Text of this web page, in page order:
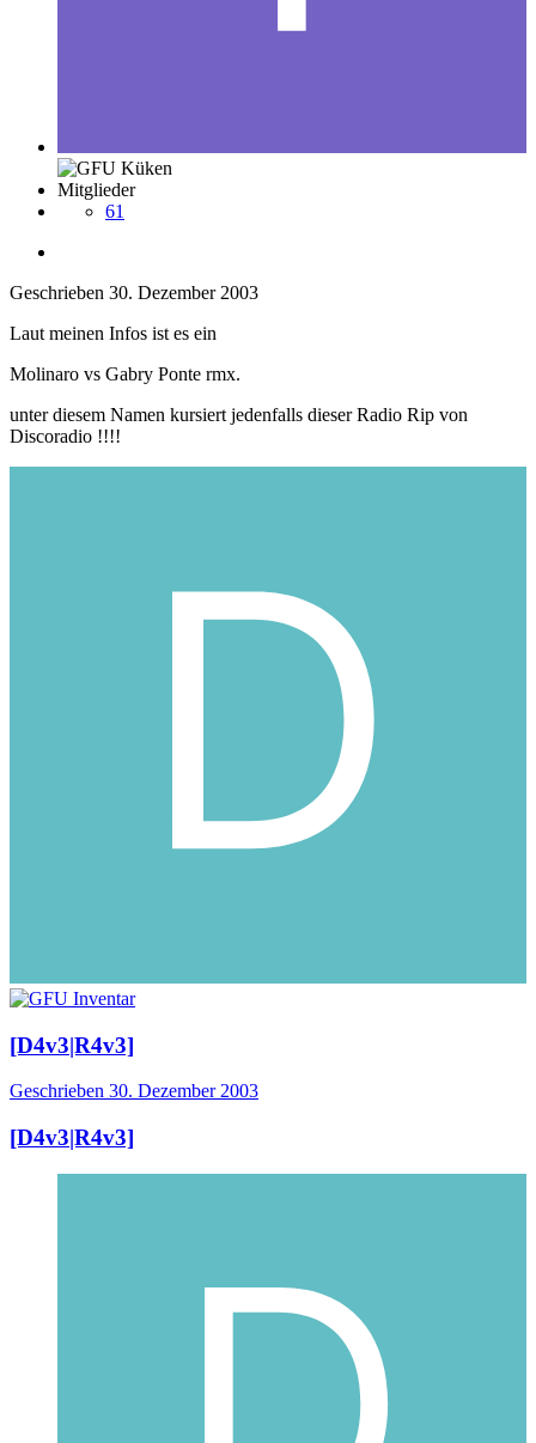
Mitglieder
61
Geschrieben 30. Dezember 2003
Laut meinen Infos ist es ein
Molinaro vs Gabry Ponte rmx.
unter diesem Namen kursiert jedenfalls dieser Radio Rip von
Discoradio !!!!
[D4v3|R4v3]
Geschrieben 30. Dezember 2003
[D4v3|R4v3]